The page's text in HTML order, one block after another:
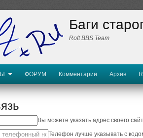
Баги
Roft BBS Team
ФОРУМ Комментарии Архив
Вы можете указать адрес своего
Телефон лучше указывать с